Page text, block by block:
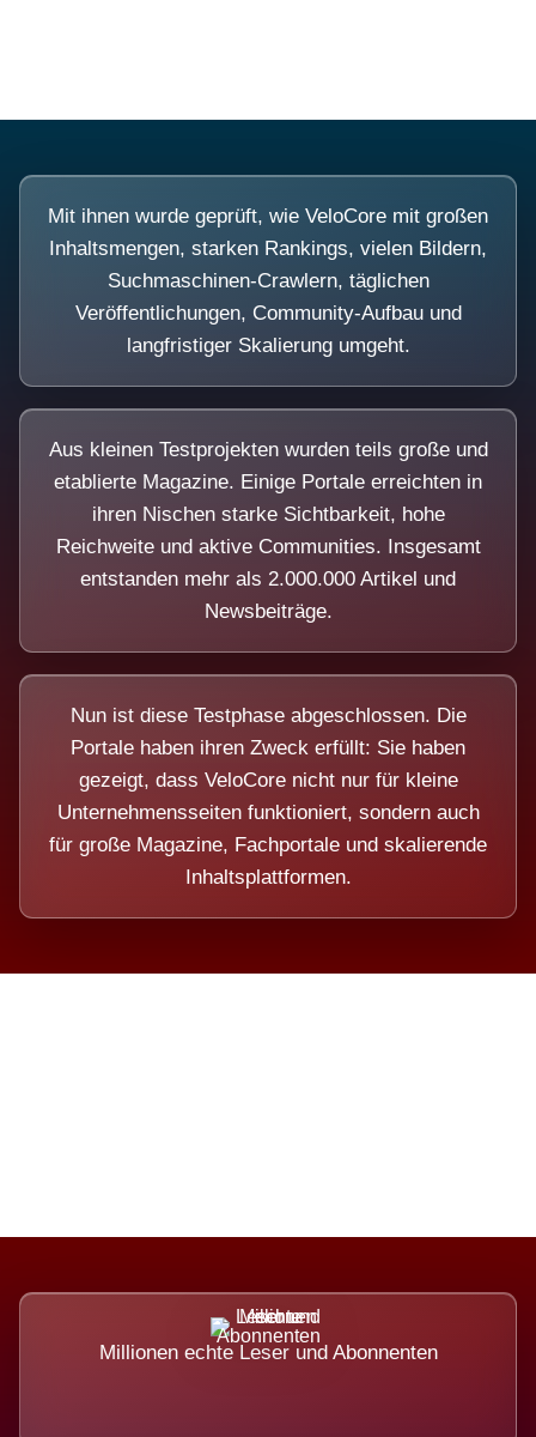
Mit ihnen wurde geprüft, wie VeloCore mit großen
Inhaltsmengen, starken Rankings, vielen Bildern,
Suchmaschinen-Crawlern, täglichen
Veröffentlichungen, Community-Aufbau und
langfristiger Skalierung umgeht.
Aus kleinen Testprojekten wurden teils große und
etablierte Magazine. Einige Portale erreichten in
ihren Nischen starke Sichtbarkeit, hohe
Reichweite und aktive Communities. Insgesamt
entstanden mehr als 2.000.000 Artikel und
Newsbeiträge.
Nun ist diese Testphase abgeschlossen. Die
Portale haben ihren Zweck erfüllt: Sie haben
gezeigt, dass VeloCore nicht nur für kleine
Unternehmensseiten funktioniert, sondern auch
für große Magazine, Fachportale und skalierende
Inhaltsplattformen.
Millionen echte Leser und Abonnenten